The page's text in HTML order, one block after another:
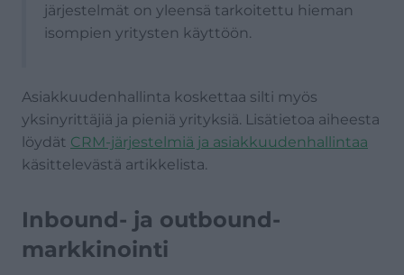
järjestelmät on yleensä tarkoitettu hieman
isompien yritysten käyttöön.
Asiakkuudenhallinta koskettaa silti myös
yksinyrittäjiä ja pieniä yrityksiä. Lisätietoa aiheesta
löydät CRM-järjestelmiä ja asiakkuudenhallintaa
käsittelevästä artikkelista.
Inbound- ja outbound-
markkinointi